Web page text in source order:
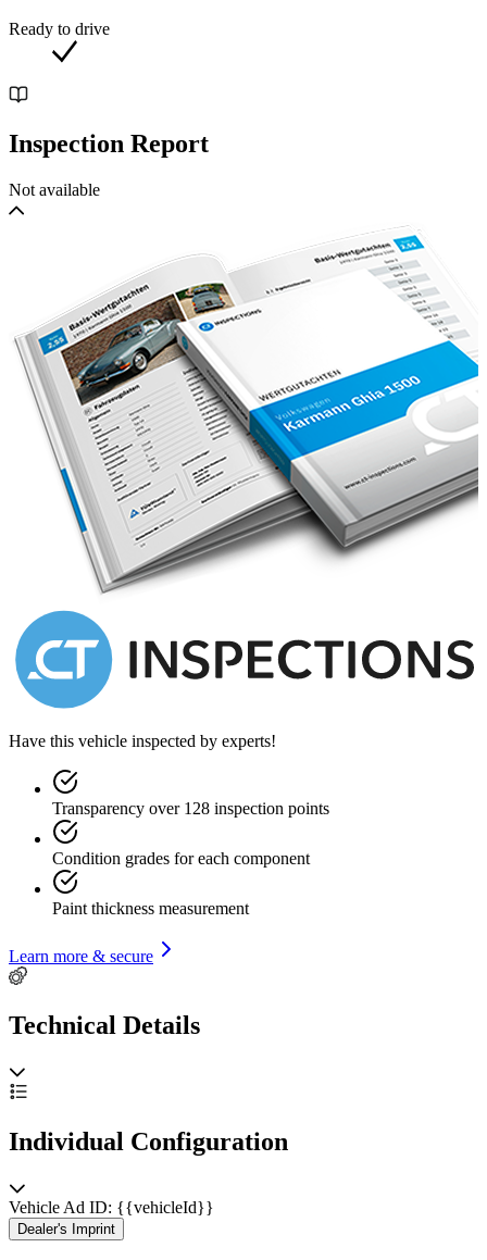
Ready to drive
Inspection Report
Not available
Have this vehicle inspected by experts!
Transparency over 128 inspection points
Condition grades for each component
Paint thickness measurement
Learn more & secure
Technical Details
Individual Configuration
Vehicle Ad ID: {{vehicleId}}
Dealer's Imprint